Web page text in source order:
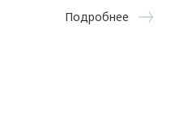
Подробнее